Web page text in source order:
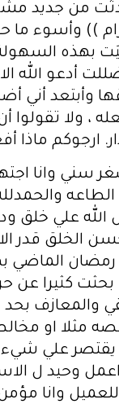
من جديد
)) وأسوء
بهذه السهولة
أدعو الله الا
وأبتعد أني
، ولا
ارجوكم ماذا
سني وانا
الله علي خلق
الخلق قدر
رمضان الماضي
بحثت كثيرا
بحد
مثلا او
يقتصر علي شيء
اعمل وحيد ل
وانا